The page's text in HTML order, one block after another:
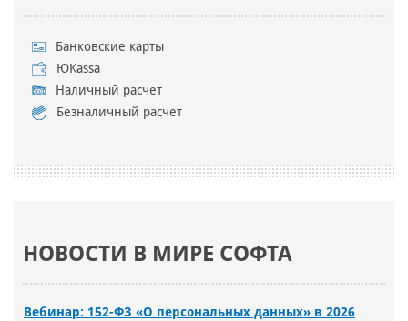
Банковские карты
ЮKassa
Наличный расчет
Безналичный расчет
НОВОСТИ В МИРЕ СОФТА
Вебинар: 152-ФЗ «О персональных данных» в 2026